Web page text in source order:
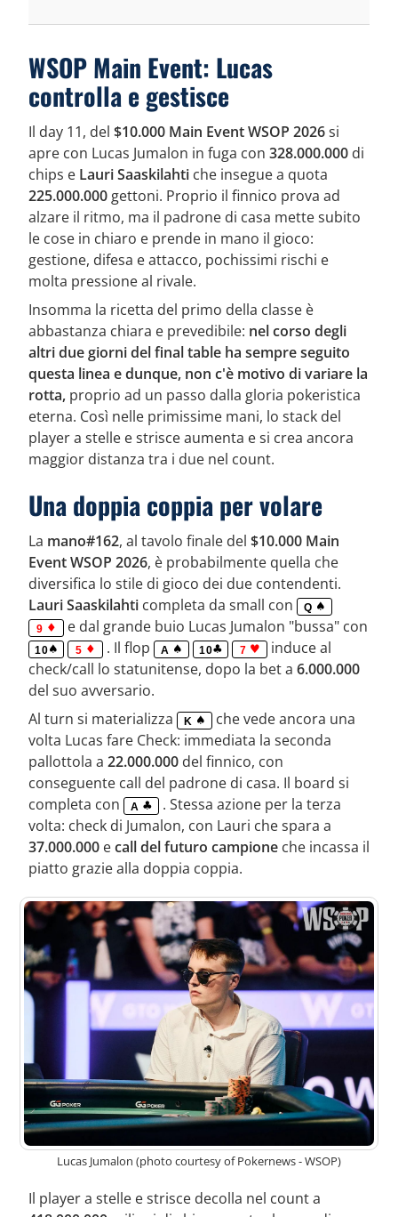
WSOP Main Event: Lucas
controlla e gestisce
Il day 11, del $10.000 Main Event WSOP 2026si
apre con Lucas Jumalon in fuga con 328.000.000 di
chips e Lauri Saaskilahti che insegue a quota
225.000.000 gettoni. Proprio il finnico prova ad
alzare il ritmo, ma il padrone di casa mette subito
le cose in chiaro e prende in mano il gioco:
gestione, difesa e attacco, pochissimi rischi e
molta pressione al rivale.
Insomma la ricetta del primo della classe è
abbastanza chiara e prevedibile: nel corso degli
altri due giorni del final table ha sempre seguito
questa linea e dunque, non c'è motivo di variare la
rotta, proprio ad un passo dalla gloria pokeristica
eterna. Così nelle primissime mani, lo stack del
player a stelle e strisce aumenta e si crea ancora
maggior distanza tra i due nel count.
Una doppia coppia per volare
La mano#162, al tavolo finale del $10.000 Main
Event WSOP 2026, è probabilmente quella che
diversifica lo stile di gioco dei due contendenti.
Lauri Saaskilahti completa da small con
Q
9
e dal grande buio Lucas Jumalon "bussa" con
10 5 . Il flop A 10 7
induce al
check/call lo statunitense, dopo la bet a 6.000.000
del suo avversario.
Al turn si materializza
K
che vede ancora una
volta Lucas fare Check: immediata la seconda
pallottola a 22.000.000 del finnico, con
conseguente call del padrone di casa. Il board si
completa con
A
. Stessa azione per la terza
volta: check di Jumalon, con Lauri che spara a
37.000.000 ecall del futuro campione che incassa il
piatto grazie alla doppia coppia.
Lucas Jumalon (photo courtesy of Pokernews - WSOP)
Il player a stelle e strisce decolla nel count a